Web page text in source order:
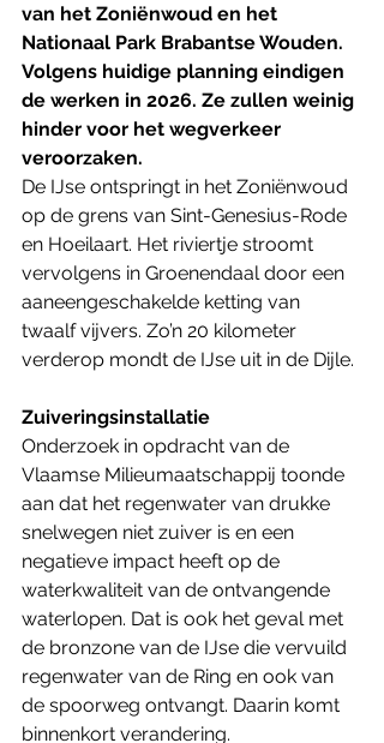
van het Zoniënwoud en het
Nationaal Park Brabantse Wouden.
Volgens huidige planning eindigen
de werken in 2026. Ze zullen weinig
hinder voor het wegverkeer
veroorzaken.
De IJse ontspringt in het Zoniënwoud
op de grens van Sint-Genesius-Rode
en Hoeilaart. Het riviertje stroomt
vervolgens in Groenendaal door een
aaneengeschakelde ketting van
twaalf vijvers. Zo’n 20 kilometer
verderop mondt de IJse uit in de Dijle.
Zuiveringsinstallatie
Onderzoek in opdracht van de
Vlaamse Milieumaatschappij toonde
aan dat het regenwater van drukke
snelwegen niet zuiver is en een
negatieve impact heeft op de
waterkwaliteit van de ontvangende
waterlopen. Dat is ook het geval met
de bronzone van de IJse die vervuild
regenwater van de Ring en ook van
de spoorweg ontvangt. Daarin komt
binnenkort verandering.